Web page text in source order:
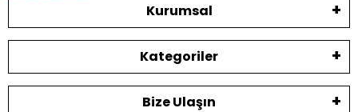
Kurumsal
Kategoriler
Bize Ulaşın